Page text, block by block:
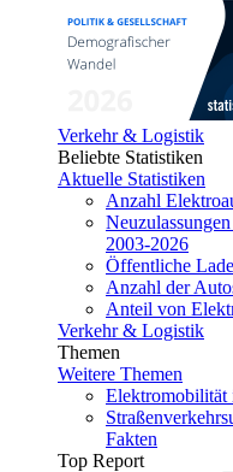
Verkehr & Logistik
Beliebte Statistiken
Aktuelle Statistiken
Anzahl
2003-2026
Öffentliche
Anzahl der
Anteil von
Verkehr & Logistik
Themen
Weitere Themen
Elektromobilität
Fakten
Top Report